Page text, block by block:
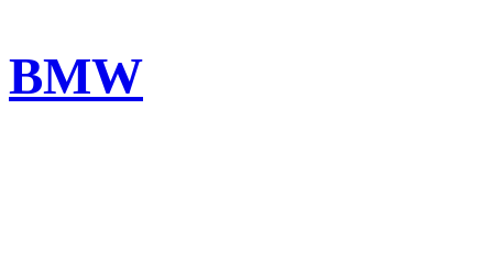
BMW